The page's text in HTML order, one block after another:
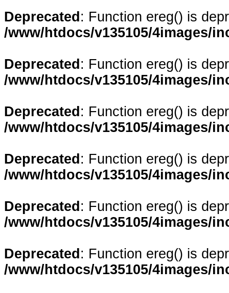
Deprecated : Function ereg() is
/www/htdocs/v135105/4images/
Deprecated : Function ereg() is
/www/htdocs/v135105/4images/
Deprecated : Function ereg() is
/www/htdocs/v135105/4images/
Deprecated : Function ereg() is
/www/htdocs/v135105/4images/
Deprecated : Function ereg() is
/www/htdocs/v135105/4images/
Deprecated : Function ereg() is
/www/htdocs/v135105/4images/